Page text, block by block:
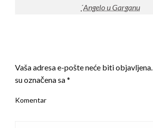
´Angelo u Garganu
Vaša adresa e-pošte neće biti objavljena.
su označena sa*
Komentar